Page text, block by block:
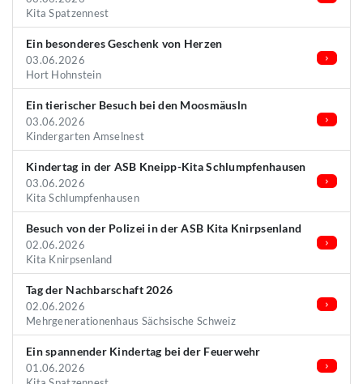
Kita Spatzennest
Ein besonderes Geschenk von Herzen
03.06.2026
Hort Hohnstein
Ein tierischer Besuch bei den Moosmäusln
03.06.2026
Kindergarten Amselnest
Kindertag in der ASB Kneipp-Kita Schlumpfenhausen
03.06.2026
Kita Schlumpfenhausen
Besuch von der Polizei in der ASB Kita Knirpsenland
02.06.2026
Kita Knirpsenland
Tag der Nachbarschaft 2026
02.06.2026
Mehrgenerationenhaus Sächsische Schweiz
Ein spannender Kindertag bei der Feuerwehr
01.06.2026